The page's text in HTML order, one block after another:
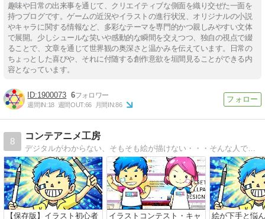
趣味や日常の出来事を通じて、クリエイティブな側面を織り交ぜた一面を
持つブログです。ゲームの近況やイラストの進行状況、オリジナルの小説
やキャラに関する情報など、多彩なテーマを専門的かつ親しみやすい文体
で展開。少しシュールな笑いや感動的な瞬間を交えつつ、独自の視点で綴
ることで、文章を通じて世界観の奥深さと温かみを伝えています。日常の
ちょっとした喜びや、それに付随する創作意欲を垣間見ることができる内
容となっています。
1900073 6
週間IN:18 週間OUT:66 月間IN:86
8
コンテアニメ工房
デジタルがわからない、そもそも絵が描けない・・・そんな人でも『絵を描いて活用』してもらうためのサイトです。現役のアートディレクターが力になります。クリスタ1日講座【デジ絵ワークショップ】も定期開催中！
【保存版】イラスト初心者
イラストコンテスト・キャ
絵が下手と悩